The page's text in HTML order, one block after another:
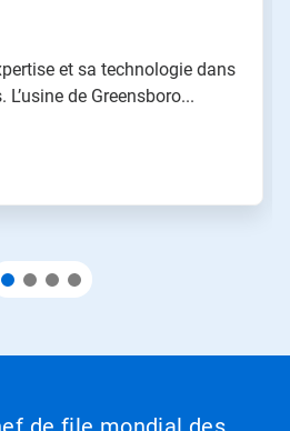
et sa technologie dans
de Greensboro...